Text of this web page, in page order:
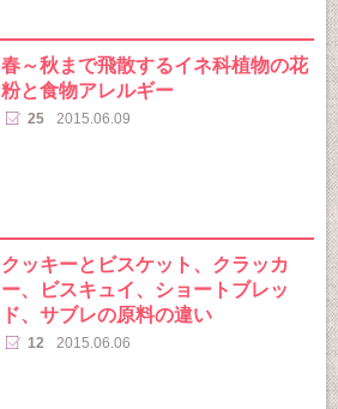
春～秋まで飛散するイネ科植物の花
粉と食物アレルギー
25 2015.06.09
クッキーとビスケット、クラッカ
ー、ビスキュイ、ショートブレッ
ド、サブレの原料の違い
12 2015.06.06